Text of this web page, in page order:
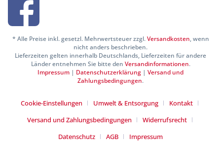
* Alle Preise inkl. gesetzl. Mehrwertsteuer zzgl.Versandkosten, wenn
nicht anders beschrieben.
Lieferzeiten gelten innerhalb Deutschlands, Lieferzeiten für andere
Länder entnehmen Sie bitte den Versandinformationen.
Impressum | Datenschutzerklärung | Versand und
Zahlungsbedingungen.
Cookie-Einstellungen Umwelt & Entsorgung
Kontakt
Versand und Zahlungsbedingungen
Widerrufsrecht
Datenschutz
AGB Impressum